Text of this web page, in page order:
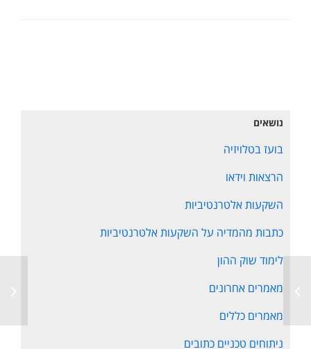
נושאים
בועז בטלויזיה
הרצאות וידאו
השקעות אלטרנטיביות
כתבות מהמדיה על השקעות אלטרנטיביות
לימוד שוק ההון
מאמרים אחרונים
מאמרים כללים
ניתוחים טכניים כתובים